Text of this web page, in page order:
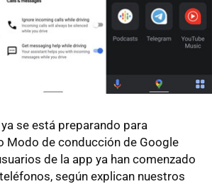
se está preparando para
Modo de conducción de Google
de la app ya han comenzado
según explican nuestros